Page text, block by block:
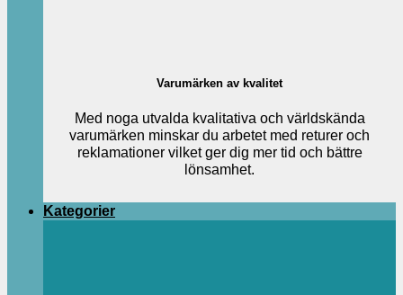
Varumärken av kvalitet
Med noga utvalda kvalitativa och världskända
varumärken minskar du arbetet med returer och
reklamationer vilket ger dig mer tid och bättre
lönsamhet.
Kategorier